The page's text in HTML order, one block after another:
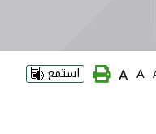
A
A استمع